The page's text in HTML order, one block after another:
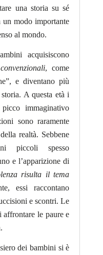
una storia su sé
modo importante
al mondo.
acquisiscono
, come
e diventano più
A questa età i
immaginativo
sono raramente
realtà. Sebbene
piccoli spesso
e l’apparizione di
risulta il tema
essi raccontano
e scontri. Le
le paure e
dei bambini si è